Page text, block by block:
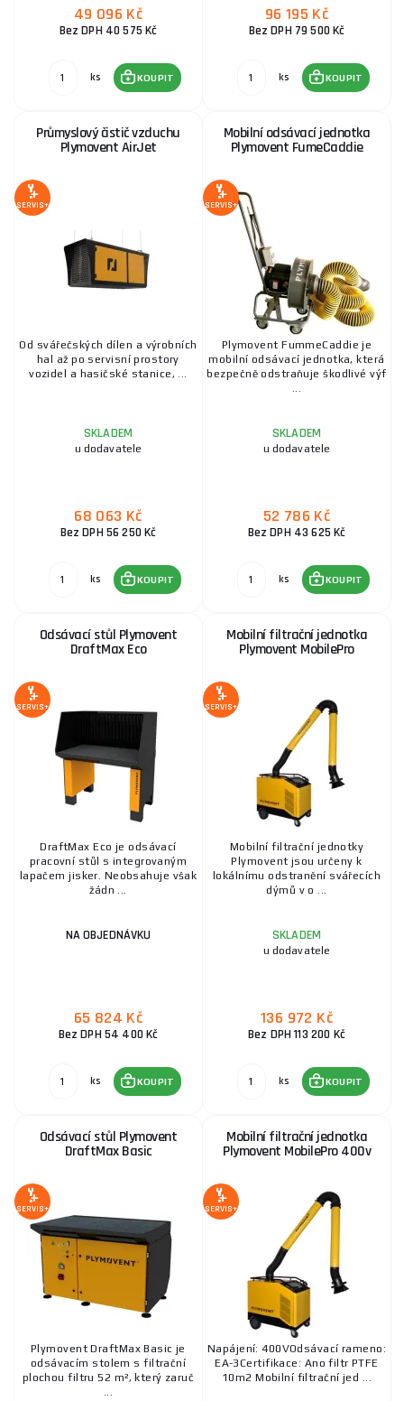
49 096 Kč
Bez DPH 40 575 Kč
ks KOUPIT
96 195 Kč
Bez DPH 79 500 Kč
ks KOUPIT
Průmyslový čistič vzduchu
Plymovent AirJet
SERVIS+
Od svářečských dílen a výrobních
hal až po servisní prostory
vozidel a hasičské stanice, ...
SKLADEM
u dodavatele
68 063 Kč
Bez DPH 56 250 Kč
ks KOUPIT
Mobilní odsávací jednotka
Plymovent FumeCaddie
SERVIS+
Plymovent FummeCaddie je
mobilní odsávací jednotka, která
bezpečně odstraňuje škodlivé výf
...
SKLADEM
u dodavatele
52 786 Kč
Bez DPH 43 625 Kč
ks KOUPIT
Odsávací stůl Plymovent
DraftMax Eco
SERVIS+
DraftMax Eco je odsávací
pracovní stůl s integrovaným
lapačem jisker. Neobsahuje však
žádn ...
NA OBJEDNÁVKU
65 824 Kč
Bez DPH 54 400 Kč
ks KOUPIT
Mobilní filtrační jednotka
Plymovent MobilePro
SERVIS+
Mobilní filtrační jednotky
Plymovent jsou určeny k
lokálnímu odstranění svářecích
dýmů v o ...
SKLADEM
u dodavatele
136 972 Kč
Bez DPH 113 200 Kč
ks KOUPIT
Odsávací stůl Plymovent
DraftMax Basic
SERVIS+
Plymovent DraftMax Basic je
odsávacím stolem s filtrační
plochou filtru 52 m², který zaruč
...
Mobilní filtrační jednotka
Plymovent MobilePro 400v
SERVIS+
Napájení: 400VOdsávací rameno:
EA-3Certifikace: Ano filtr PTFE
10m2 Mobilní filtrační jed ...